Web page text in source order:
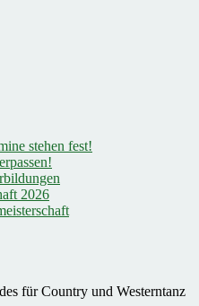
stehen fest!
2026
für Country und Westerntanz